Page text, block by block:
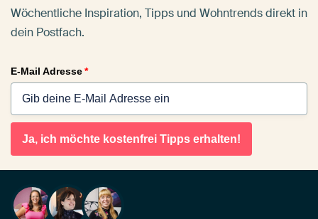
Wöchentliche Inspiration, Tipps und Wohntrends direkt in
dein Postfach.
E-Mail Adresse*
Ja, ich möchte kostenfrei Tipps erhalten!